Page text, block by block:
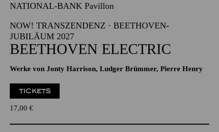
06.11.2026
21:30 - 23:00
NATIONAL-BANK Pavillon
NOW! TRANSZENDENZ · BEETHOVEN-
JUBILÄUM 2027
Werke von Jonty Harrison, Ludger Brümmer, Pierre Henry